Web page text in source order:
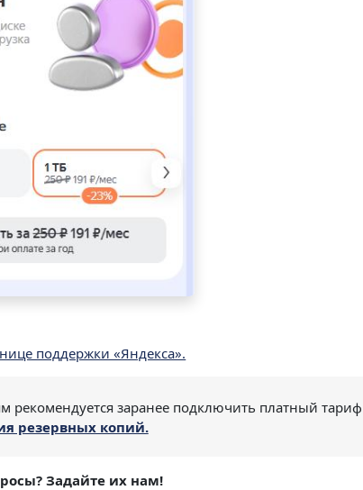
поддержки «Яндекса».
рекомендуется заранее подключить платный тариф
резервных копий.
Задайте их нам!